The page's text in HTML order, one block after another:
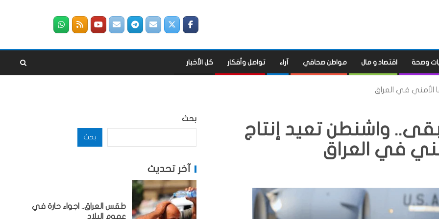
وصحة اقتصاد و مال مواطن صحافي آراء تواصل وأفكار كل الأخبار
الأمني في العراق
واشنطن تعيد إنتاج
في العراق
بحث
بحث
آخر تحديث
طقس العراق.. اجواء حارة في
عموم البلاد